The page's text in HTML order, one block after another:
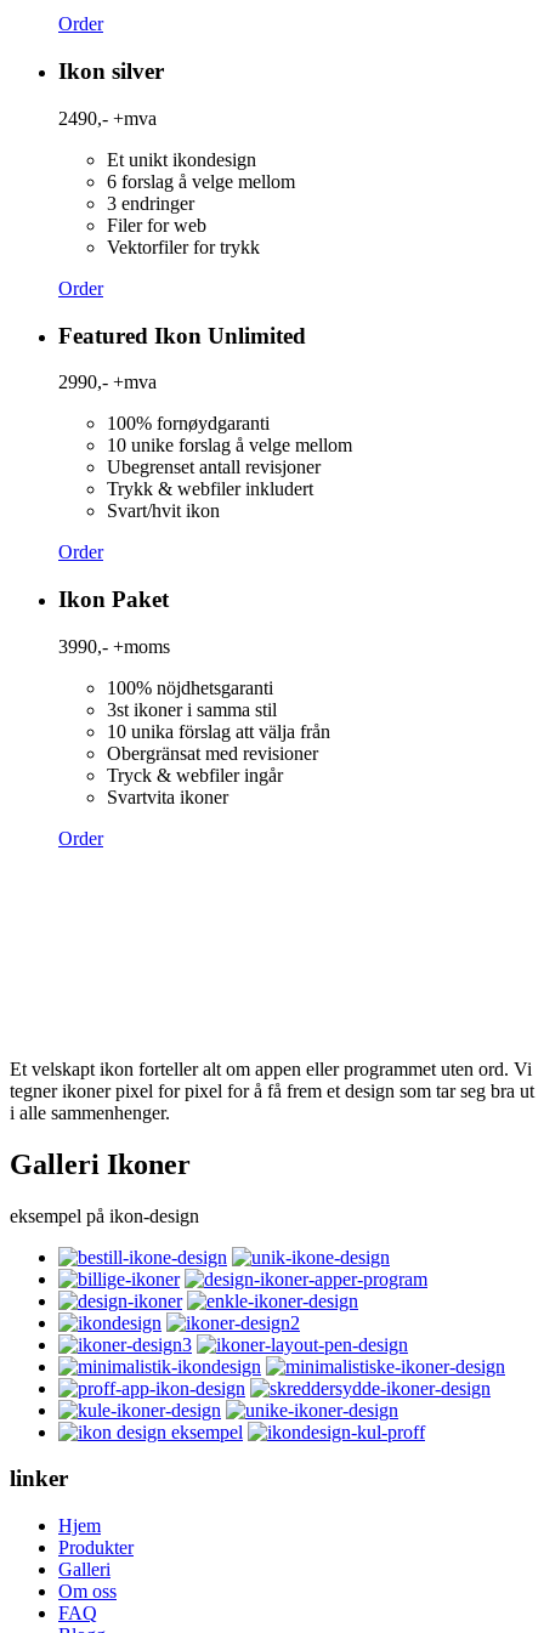
Order
Ikon silver
2490,- +mva
Et unikt ikondesign
6 forslag å velge mellom
3 endringer
Filer for web
Vektorfiler for trykk
Order
Featured Ikon Unlimited
2990,- +mva
100% fornøydgaranti
10 unike forslag å velge mellom
Ubegrenset antall revisjoner
Trykk & webfiler inkludert
Svart/hvit ikon
Order
Ikon Paket
3990,- +moms
100% nöjdhetsgaranti
3st ikoner i samma stil
10 unika förslag att välja från
Obergränsat med revisioner
Tryck & webfiler ingår
Svartvita ikoner
Order
Et velskapt ikon forteller alt om appen eller programmet uten ord. Vi
tegner ikoner pixel for pixel for å få frem et design som tar seg bra ut
i alle sammenhenger.
Galleri Ikoner
eksempel på ikon-design
linker
Hjem
Produkter
Galleri
Om oss
FAQ